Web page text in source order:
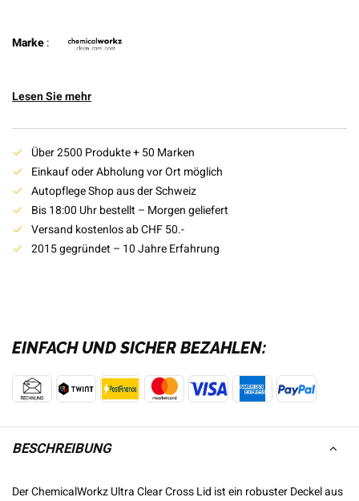
Marke:
Lesen Sie mehr
Über 2500 Produkte + 50 Marken
Einkauf oder Abholung vor Ort möglich
Autopflege Shop aus der Schweiz
Bis 18:00 Uhr bestellt – Morgen geliefert
Versand kostenlos ab CHF 50.-
2015 gegründet – 10 Jahre Erfahrung
EINFACH UND SICHER BEZAHLEN:
BESCHREIBUNG
Der ChemicalWorkz Ultra Clear Cross Lid ist ein robuster Deckel aus